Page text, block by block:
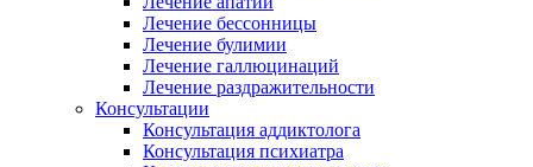
Лечение бессонницы
Лечение булимии
Лечение галлюцинаций
Лечение раздражительности
Консультации
Консультация аддиктолога
Консультация психиатра